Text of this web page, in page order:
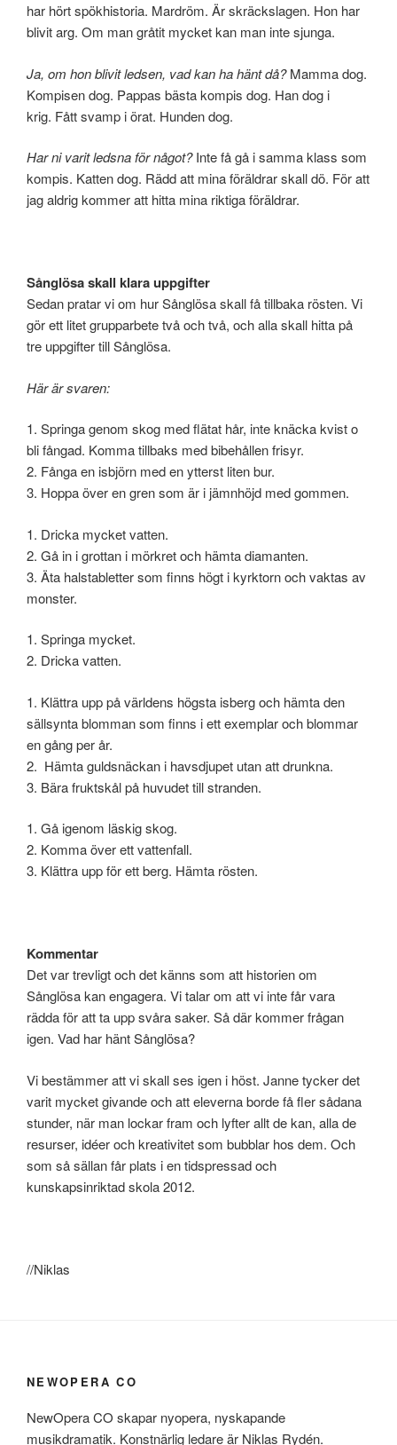
har hört spökhistoria. Mardröm. Är skräckslagen. Hon har
blivit arg. Om man gråtit mycket kan man inte sjunga.
Ja, om hon blivit ledsen, vad kan ha hänt då?Mamma dog.
Kompisen dog. Pappas bästa kompis dog. Han dog i
krig. Fått svamp i örat. Hunden dog.
Har ni varit ledsna för något?Inte få gå i samma klass som
kompis. Katten dog. Rädd att mina föräldrar skall dö. För att
jag aldrig kommer att hitta mina riktiga föräldrar.
Sånglösa skall klara uppgifter
Sedan pratar vi om hur Sånglösa skall få tillbaka rösten. Vi
gör ett litet grupparbete två och två, och alla skall hitta på
tre uppgifter till Sånglösa.
Här är svaren:
1. Springa genom skog med flätat hår, inte knäcka kvist o
bli fångad. Komma tillbaks med bibehållen frisyr.
2. Fånga en isbjörn med en ytterst liten bur.
3. Hoppa över en gren som är i jämnhöjd med gommen.
1. Dricka mycket vatten.
2. Gå in i grottan i mörkret och hämta diamanten.
3. Äta halstabletter som finns högt i kyrktorn och vaktas av
monster.
1. Springa mycket.
2. Dricka vatten.
1. Klättra upp på världens högsta isberg och hämta den
sällsynta blomman som finns i ett exemplar och blommar
en gång per år.
2. Hämta guldsnäckan i havsdjupet utan att drunkna.
3. Bära fruktskål på huvudet till stranden.
1. Gå igenom läskig skog.
2. Komma över ett vattenfall.
3. Klättra upp för ett berg. Hämta rösten.
Kommentar
Det var trevligt och det känns som att historien om
Sånglösa kan engagera. Vi talar om att vi inte får vara
rädda för att ta upp svåra saker. Så där kommer frågan
igen. Vad har hänt Sånglösa?
Vi bestämmer att vi skall ses igen i höst. Janne tycker det
varit mycket givande och att eleverna borde få fler sådana
stunder, när man lockar fram och lyfter allt de kan, alla de
resurser, idéer och kreativitet som bubblar hos dem. Och
som så sällan får plats i en tidspressad och
kunskapsinriktad skola 2012.
//Niklas
NEWOPERA CO
NewOpera CO skapar nyopera, nyskapande
musikdramatik. Konstnärlig ledare är Niklas Rydén.